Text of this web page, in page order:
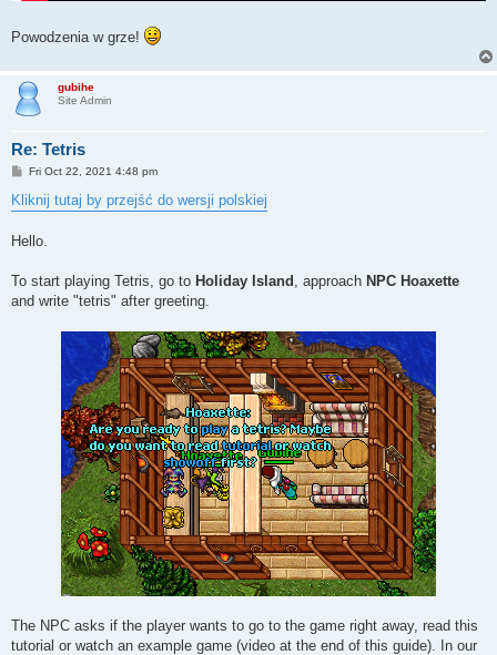
Powodzenia w grze!
gubihe
Site Admin
Re: Tetris
P
s
t
Fri Oct 22, 2021 4:48 pm
Kliknij tutaj by przejść do wersji polskiej
Hello.
To start playing Tetris, go to Holiday Island , approach NPC Hoaxette
and write "tetris" after greeting.
The NPC asks if the player wants to go to the game right away, read this
tutorial or watch an example game (video at the end of this guide). In our